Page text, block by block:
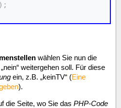
) ;
wählen Sie nun die
weitergehen soll. Für diese
ein, z.B. „keinTV“ (Eine
).
die Seite, wo Sie das PHP-Code